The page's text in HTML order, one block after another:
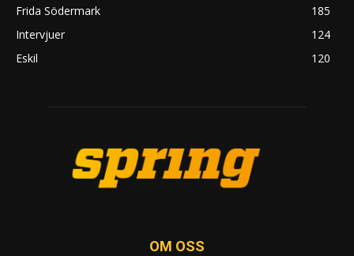
Frida Södermark
185
Intervjuer
124
Eskil
120
OM OSS